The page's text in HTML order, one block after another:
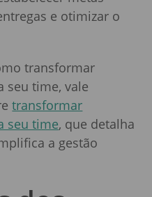
e otimizar o
transformar
seu time, vale
transformar
seu time, que detalha
a gestão